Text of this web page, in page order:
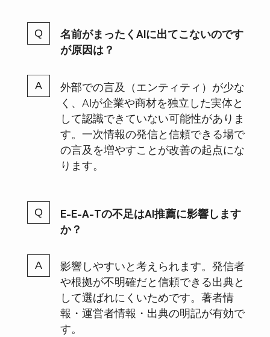
名前がまったくAIに出てこないのです
が原因は？
外部での言及（エンティティ）が少な
く、AIが企業や商材を独立した実体と
して認識できていない可能性がありま
す。一次情報の発信と信頼できる場で
の言及を増やすことが改善の起点にな
ります。
E-E-A-Tの不足はAI推薦に影響します
か？
影響しやすいと考えられます。発信者
や根拠が不明確だと信頼できる出典と
して選ばれにくいためです。著者情
報・運営者情報・出典の明記が有効で
す。